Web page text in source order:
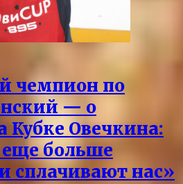
чемпион по
— о
Кубке Овечкина:
больше
сплачивают нас»